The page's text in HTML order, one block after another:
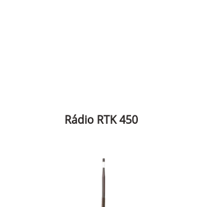
Rádio RTK 450